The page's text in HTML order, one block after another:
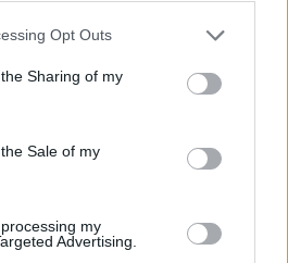
app uses one or more Google
usage behaviour. You may click to
Google and its third-party tags to
purposes in below Google
Opt Outs
Sharing of my
Sale of my
my
Advertising.
KÓRHÁZBAN
egészségügyi